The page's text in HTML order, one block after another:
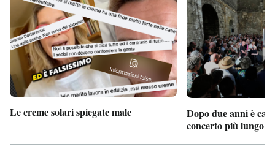
Le creme solari spiegate male
Dopo due anni è
concerto più lungo